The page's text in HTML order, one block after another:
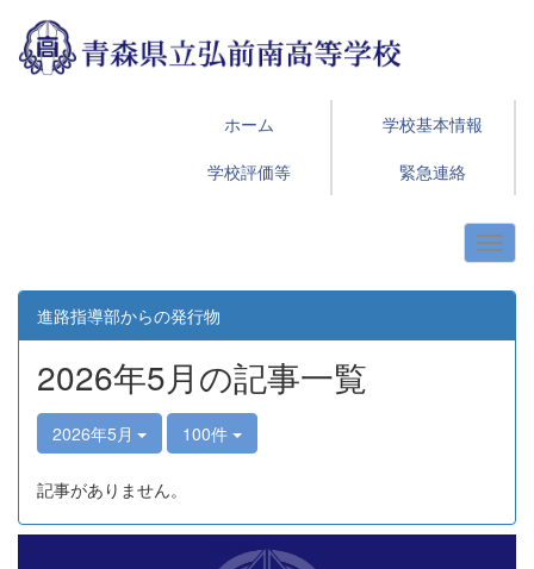
ホーム
学校基本情報
学校評価等
緊急連絡
進路指導部からの発行物
2026年5月の記事一覧
2026年5月 100件
記事がありません。